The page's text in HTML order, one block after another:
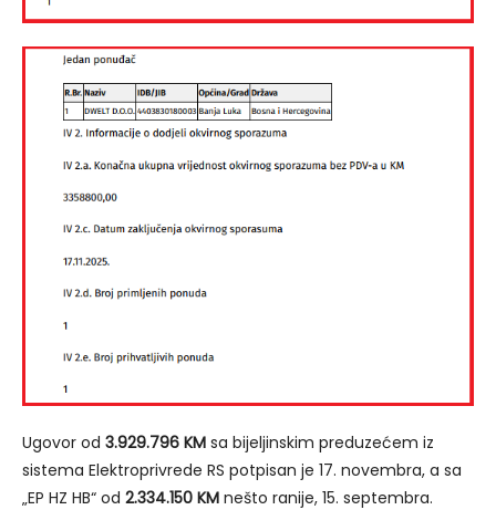
Ugovor od 3.929.796 KM sa bijeljinskim preduzećem iz
sistema Elektroprivrede RS potpisan je 17. novembra, a sa
„EP HZ HB“ od 2.334.150 KM nešto ranije, 15. septembra.